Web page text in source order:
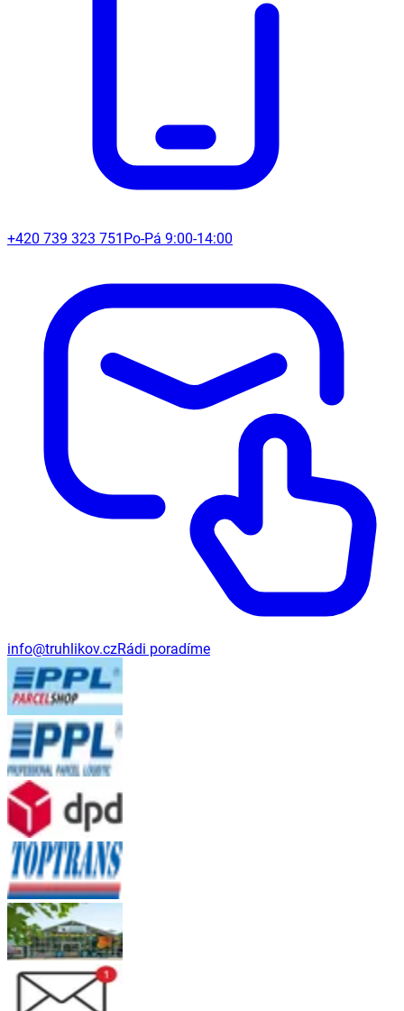
+420 739 323 751 Po-Pá 9:00-14:00
info@truhlikov.czRádi poradíme